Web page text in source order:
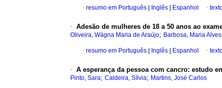
· resumo em Português Inglês Espanhol ·
· Adesão de mulheres de 18 a 50 anos ao
Oliveira, Wágna Maria de Araújo; Barbosa, Maria Alves
· resumo em Português Inglês Espanhol ·
· A esperança da pessoa com cancro: estudo
Pinto, Sara; Caldeira, Sílvia; Martins, José Carlos